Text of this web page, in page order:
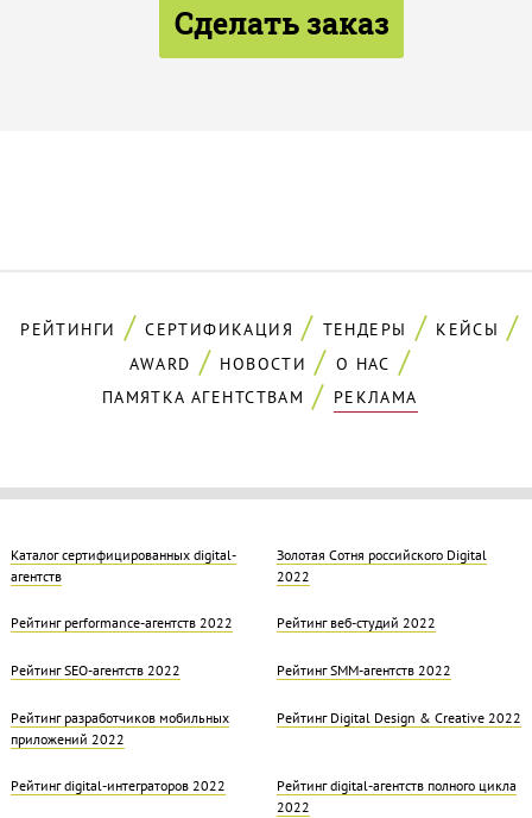
Сделать заказ
РЕЙТИНГИ СЕРТИФИКАЦИЯ ТЕНДЕРЫ
КЕЙСЫ
AWARD
НОВОСТИ
О НАС
ПАМЯТКА АГЕНТСТВАМ
РЕКЛАМА
Каталог сертифицированных digital-
агентств
Золотая Cотня российского Digital
2022
Рейтинг performance-агентств 2022 Рейтинг веб-студий 2022
Рейтинг SEO-агентств 2022 Рейтинг SMM-агентств 2022
Рейтинг разработчиков мобильных
приложений 2022
Рейтинг Digital Design & Creative 2022
Рейтинг digital-интеграторов 2022
Рейтинг digital-агентств полного цикла
2022